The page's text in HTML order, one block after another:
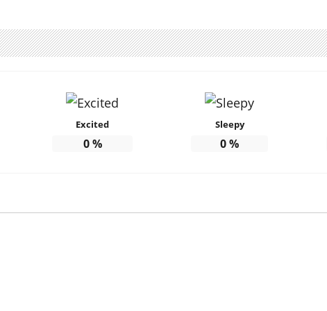
Excited
0%
Sleepy
0%